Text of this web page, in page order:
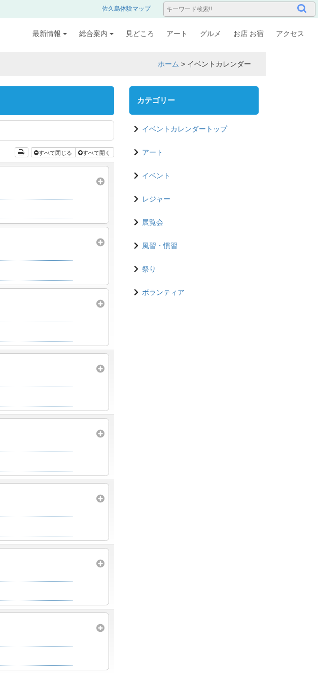
佐久島体験マップ
最新情報 総合案内 見どころ アート グルメ お店 お宿 アクセス
ホーム > イベントカレンダー
すべて閉じる すべて開く
カテゴリー
イベントカレンダートップ
アート
イベント
レジャー
展覧会
風習・慣習
祭り
ボランティア